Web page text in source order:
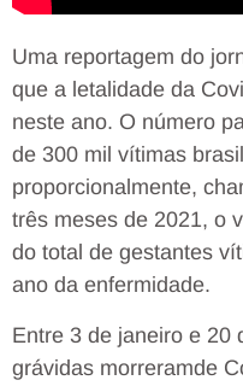
Uma reportagem do
que a letalidade da
neste ano. O número
de 300 mil vítimas
proporcionalmente,
três meses de 2021, o
do total de gestantes
ano da enfermidade.
Entre 3 de janeiro e 20
grávidas morreramde